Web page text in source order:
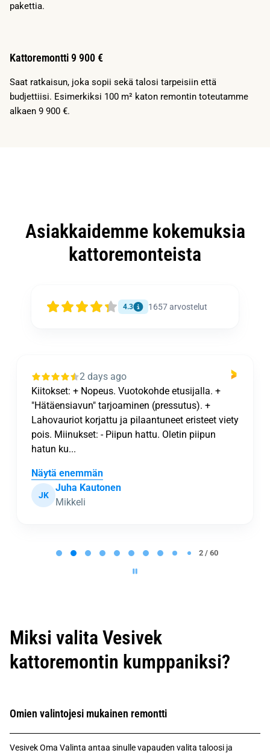
pakettia.
Kattoremontti 9 900 €
Saat ratkaisun, joka sopii sekä talosi tarpeisiin että
budjettiisi. Esimerkiksi 100 m² katon remontin toteutamme
alkaen 9 900 €.
Asiakkaidemme kokemuksia
kattoremonteista
4.3 1657arvostelut
2 days ago
Kiitokset: + Nopeus. Vuotokohde etusijalla. +
"Hätäensiavun" tarjoaminen (pressutus). +
Lahovauriot korjattu ja pilaantuneet eristeet viety
pois. Miinukset: - Piipun hattu. Oletin piipun
hatun ku...
Näytä enemmän
JK
Juha Kautonen
Mikkeli
0
2 / 60
Miksi valita Vesivek
kattoremontin kumppaniksi?
Omien valintojesi mukainen remontti
Vesivek Oma Valinta antaa sinulle vapauden valita taloosi ja